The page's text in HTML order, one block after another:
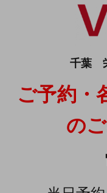
千葉
ご予約・
の